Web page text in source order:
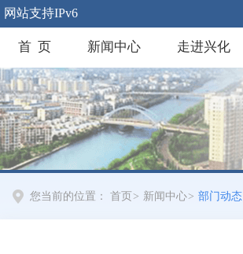
网站支持IPv6
首 页 新闻中心 走进兴化
您当前的位置： 首页 > 新闻中心> 部门动态